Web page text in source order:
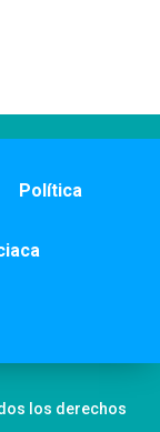
Política
los derechos